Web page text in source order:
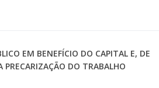
EM BENEFÍCIO DO CAPITAL E, DE
PRECARIZAÇÃO DO TRABALHO